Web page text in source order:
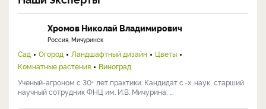
Хромов Николай Владимирович
Россия, Мичуринск
Сад Огород Ландшафтный дизайн
Цветы
Комнатные растения
Виноград
Ученый-агроном с 30+ лет практики. Кандидат с.-х. наук, старший
научный сотрудник ФНЦ им. И.В. Мичурина, ...